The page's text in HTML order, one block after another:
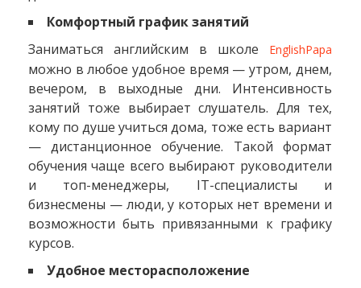
Комфортный график занятий
Заниматься английским в школе
EnglishPapa
можно в любое удобное время — утром, днем,
вечером, в выходные дни. Интенсивность
занятий тоже выбирает слушатель. Для тех,
кому по душе учиться дома, тоже есть вариант
— дистанционное обучение. Такой формат
обучения чаще всего выбирают руководители
и топ-менеджеры, IT-специалисты и
бизнесмены — люди, у которых нет времени и
возможности быть привязанными к графику
курсов.
Удобное месторасположение